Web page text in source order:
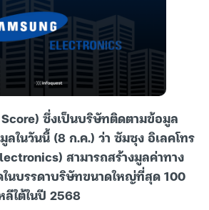
ซึ่งเป็นบริษัทติดตามข้อมูล
ลในวันนี้ (8 ก.ค.) ว่า ซัมซุง อิเลคโทร
สามารถสร้างมูลค่าทาง
ในบรรดาบริษัทขนาดใหญ่ที่สุด 100
ใต้ในปี 2568